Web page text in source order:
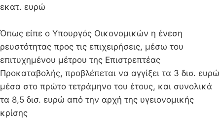
εκατ. ευρώ
Όπως είπε ο Υπουργός Οικονομικών η ένεση
ρευστότητας προς τις επιχειρήσεις, μέσω του
επιτυχημένου μέτρου της Επιστρεπτέας
Προκαταβολής, προβλέπεται να αγγίξει τα 3 δισ. ευρώ
μέσα στο πρώτο τετράμηνο του έτους, και συνολικά
τα 8,5 δισ. ευρώ από την αρχή της υγειονομικής
κρίσης